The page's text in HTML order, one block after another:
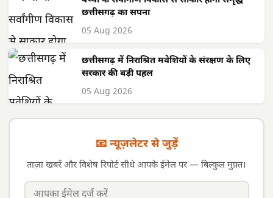
छत्तीसगढ़ का सपना
05 Aug 2026
छत्तीसगढ़ में निराश्रित मवेशियों के संरक्षण के लिए
सरकार की बड़ी पहल
05 Aug 2026
📧 न्यूज़लेटर से जुड़ें
ताज़ा खबरें और विशेष रिपोर्ट सीधे आपके ईमेल पर — बिल्कुल मुफ़्त।